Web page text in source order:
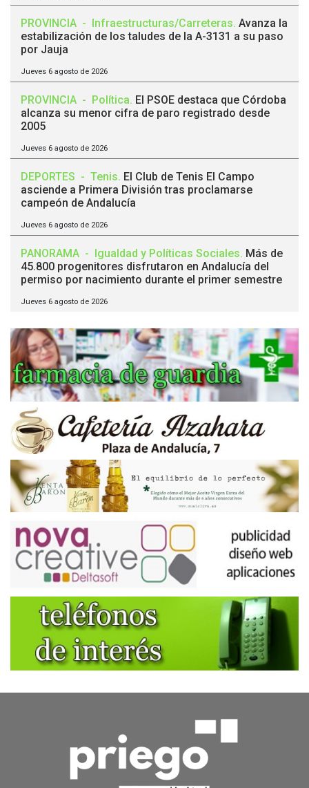
PROVINCIA - Infraestructuras/Carreteras. Avanza la
estabilización de los taludes de la A-3131 a su paso
por Jauja
Jueves 6 agosto de 2026
PROVINCIA - Política. El PSOE destaca que Córdoba
alcanza su menor cifra de paro registrado desde
2005
Jueves 6 agosto de 2026
DEPORTES - Tenis. El Club de Tenis El Campo
asciende a Primera División tras proclamarse
campeón de Andalucía
Jueves 6 agosto de 2026
PANORAMA - Igualdad y Políticas Sociales. Más de
45.800 progenitores disfrutaron en Andalucía del
permiso por nacimiento durante el primer semestre
Jueves 6 agosto de 2026